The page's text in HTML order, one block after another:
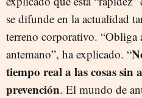
se difunde en la actualidad
terreno corporativo. “Obliga
antemano”, ha explicado. “
tiempo real a las cosas sin
prevención. El mundo de